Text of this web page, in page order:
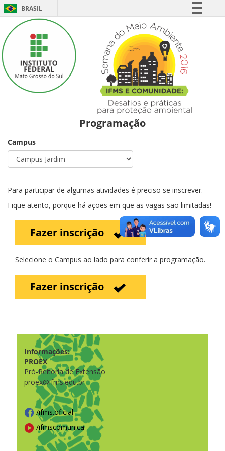
BRASIL
Simplifique!
Comunica BR
Participe
Acesso à informação
Legislação
Canais
Programação
Campus
Para participar de algumas atividades é preciso se inscrever.
Fique atento, porque há ações em que as vagas são limitadas!
Fazer inscrição
Selecione o Campus ao lado para conferir a programação.
Fazer inscrição
Informações:
PROEX
Pró-Reitoria de Extensão
proex@ifms.edu.br
/ifms.oficial
/ifmscomunica